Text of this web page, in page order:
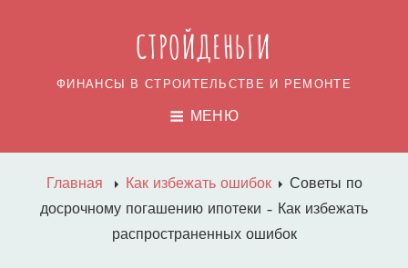
СТРОЙДЕНЬГИ
ФИНАНСЫ В СТРОИТЕЛЬСТВЕ И РЕМОНТЕ
МЕНЮ
Главная Как избежать ошибок
Советы по
досрочному погашению ипотеки – Как избежать
распространенных ошибок